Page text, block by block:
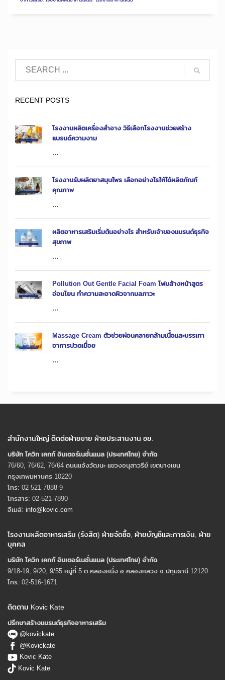
RECENT POSTS
โรงงานผลิตเครื่องสำอาง วิธีเลือกโรงงานช่วยสร้าง
แบรนด์ความงาม
...
โรงงานรับผลิตยาสมุนไพร เลือกอย่างไรให้ได้ผลิตภัณฑ์
คุณภาพ
...
ผลิตอาหารเสริมเริ่มต้นอย่างไร สำหรับเจ้าของแบรนด์ธุรกิจ
สุขภาพ
...
Pollution Out Gentle Facial Foam โฟมล้างหน้าสูตร
อ่อนโยน ทำความสะอาดผิวจากมลภาวะ
...
Massage Cream ตัวช่วยผ่อนคลายกล้ามเนื้อและบรรเทา
อาการปวดเมื่อย
...
สำนักงานใหญ่ ติดต่อฝ่ายขาย ฝ่ายประสานงาน อย.
บริษัท โควิก เคทท์ อินเตอร์เนชั่นแนล (ประเทศไทย) จํากัด
76/60, 76/62, 76/64 ถนนแจ้งวัฒนะ แขวงอนุสาวรีย์ เขตบางเขน
กรุงเทพมหานคร 10220
โทร: 02-521-7888-9
โทรสาร: 02-521-7890
อีเมล์: info@kovic.com
โรงงานผลิตอาหารเสริม (รังสิต) ฝ่ายจัดซื้อ, ฝ่ายบัญชีและการเงิน, ฝ่าย
บุคคล
บริษัท โควิก เคทท์ อินเตอร์เนชั่นแนล (ประเทศไทย) จํากัด
9/18-19, 9/20, 9/55 หมู่ที่ 5 ต.คลองหนึ่ง อ.คลองหลวง จ.ปทุมธานี 12120
โทร: 02-516-1671
ติดตาม Kovic Kate
ปรึกษาสร้างแบรนด์ธุรกิจอาหารเสริม
@kovickate
@Kovickate
Kovic Kate
Kovic Kate